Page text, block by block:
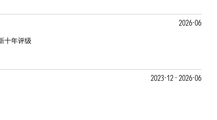
2026-06
十年评级
2023-12 - 2026-06